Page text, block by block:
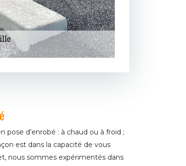
pose d’enrobé : à chaud ou à froid ;
est dans la capacité de vous
nous sommes expérimentés dans